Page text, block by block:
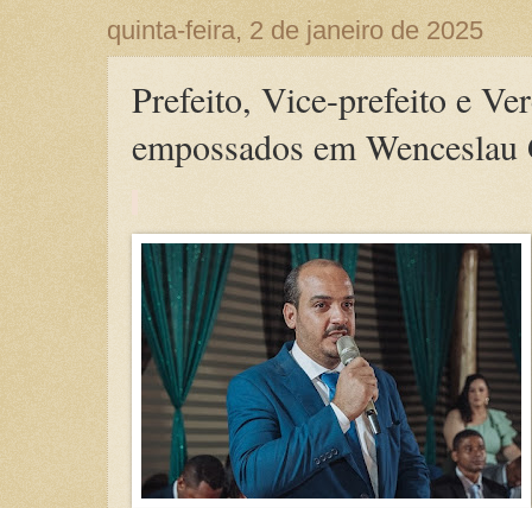
quinta-feira, 2 de janeiro de 2025
Prefeito, Vice-prefeito e
empossados em